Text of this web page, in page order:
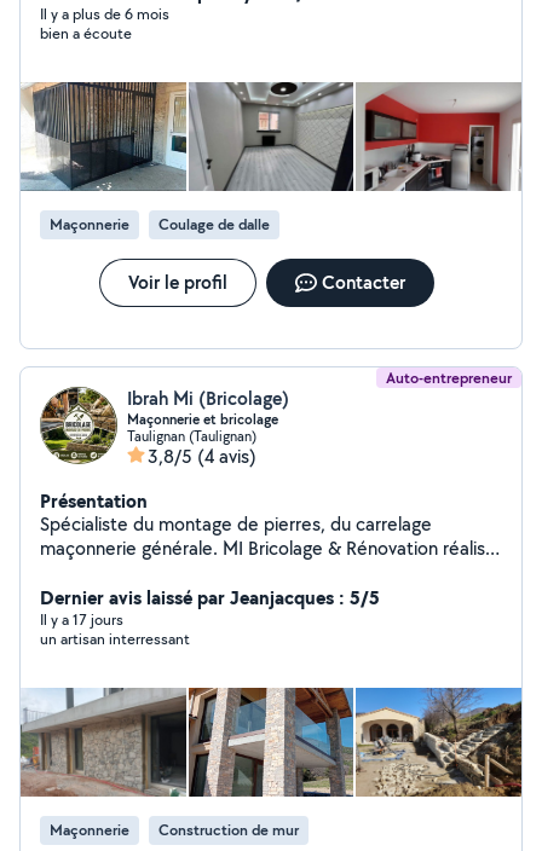
Il y a plus de 6 mois
bien a écoute
Maçonnerie Coulage de dalle
Voir le profil Contacter
Auto-entrepreneur
Ibrah Mi (Bricolage)
Maçonnerie et bricolage
Taulignan (Taulignan)
3,8/5 (4 avis)
Présentation
Spécialiste du montage de pierres, du carrelage
maçonnerie générale. MI Bricolage & Rénovation réalise
et bricolage avec sérieux, qualité et savoir-faire. Devis
gratuit et intervention dans le Sud-Drôme, le Nord
Vaucluse et le Sud-Ardèche.
Dernier avis laissé par Jeanjacques : 5/5
Il y a 17 jours
un artisan interressant
Maçonnerie Construction de mur